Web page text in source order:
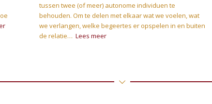
tussen twee (of meer) autonome individuen te
behouden. Om te delen met elkaar wat we voelen, wat
we verlangen, welke begeertes er opspelen in en buiten
de relatie… Lees meer